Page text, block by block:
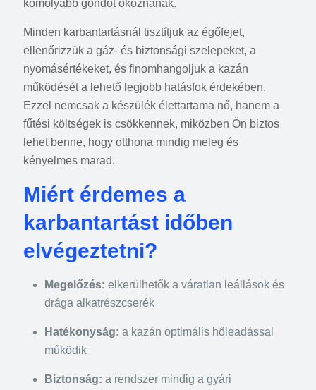
komolyabb gondot okoznának.
Minden karbantartásnál tisztítjuk az égőfejet,
ellenőrizzük a gáz- és biztonsági szelepeket, a
nyomásértékeket, és finomhangoljuk a kazán
működését a lehető legjobb hatásfok érdekében.
Ezzel nemcsak a készülék élettartama nő, hanem a
fűtési költségek is csökkennek, miközben Ön biztos
lehet benne, hogy otthona mindig meleg és
kényelmes marad.
Miért érdemes a
karbantartást időben
elvégeztetni?
Megelőzés: elkerülhetők a váratlan leállások és
drága alkatrészcserék
Hatékonyság: a kazán optimális hőleadással
működik
Biztonság: a rendszer mindig a gyári